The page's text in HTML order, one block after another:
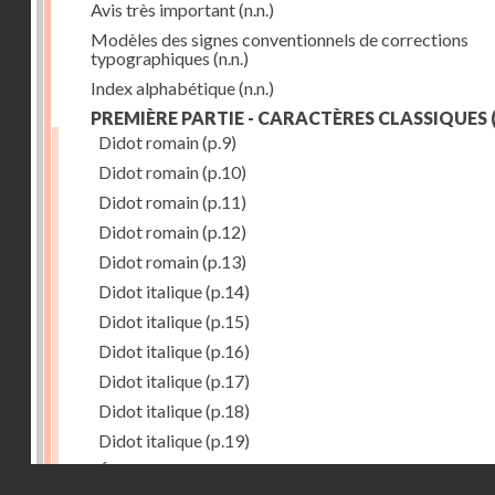
Avis très important(n.n.)
Modèles des signes conventionnels de corrections
typographiques (n.n.)
Index alphabétique(n.n.)
PREMIÈRE PARTIE - CARACTÈRES CLASSIQUES
Didot romain(p.9)
Didot romain(p.10)
Didot romain(p.11)
Didot romain(p.12)
Didot romain(p.13)
Didot italique(p.14)
Didot italique(p.15)
Didot italique(p.16)
Didot italique(p.17)
Didot italique(p.18)
Didot italique(p.19)
Égyptienne(p.20)